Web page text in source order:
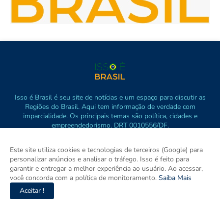
Isso é Brasil é seu site de notícias e um espaço para discutir as
Regiões do Brasil. Aqui tem informação de verdade com
imparcialidade. Os principais temas são política, cidades e
empreendedorismo. DRT 0010556/DF.
Este site utiliza cookies e tecnologias de terceiros (Google) para
personalizar anúncios e analisar o tráfego. Isso é feito para
garantir e entregar a melhor experiência ao usuário. Ao acessar,
você concorda com a política de monitoramento. Saiba Mais
Aceitar !